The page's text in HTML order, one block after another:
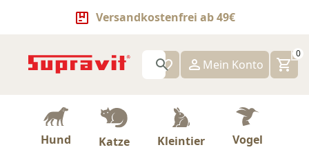
Versandkostenfrei ab 49€
0
Mein Konto
Hund Katze Kleintier Vogel